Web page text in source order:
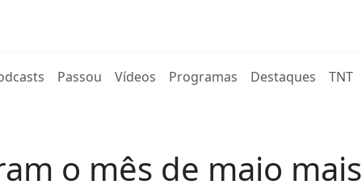
Passou Vídeos Programas Destaques TNT
o mês de maio